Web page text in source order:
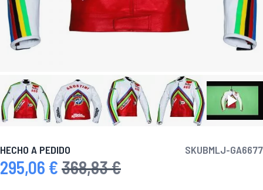
HECHO A PEDIDO SKUBMLJ-GA6677
Precio especial
295,06 € Precio habitual
368,83 €